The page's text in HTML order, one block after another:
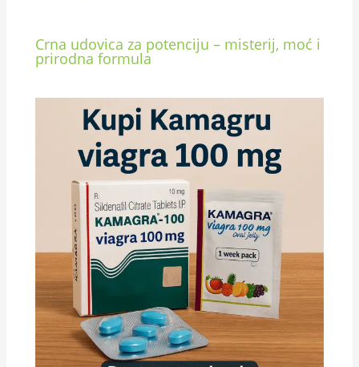
Crna udovica za potenciju – misterij, moć i
prirodna formula